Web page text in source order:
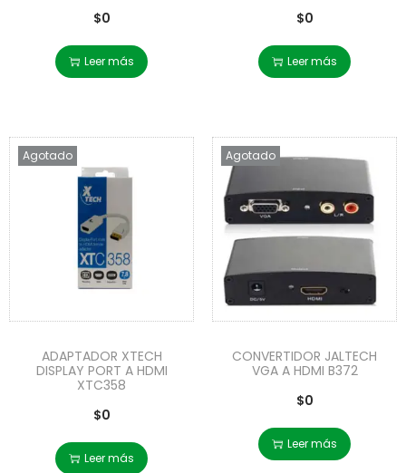
$0
Leer más
$0
Leer más
Agotado
ADAPTADOR XTECH
DISPLAY PORT A HDMI
XTC358
$0
Leer más
Agotado
CONVERTIDOR JALTECH
VGA A HDMI B372
$0
Leer más